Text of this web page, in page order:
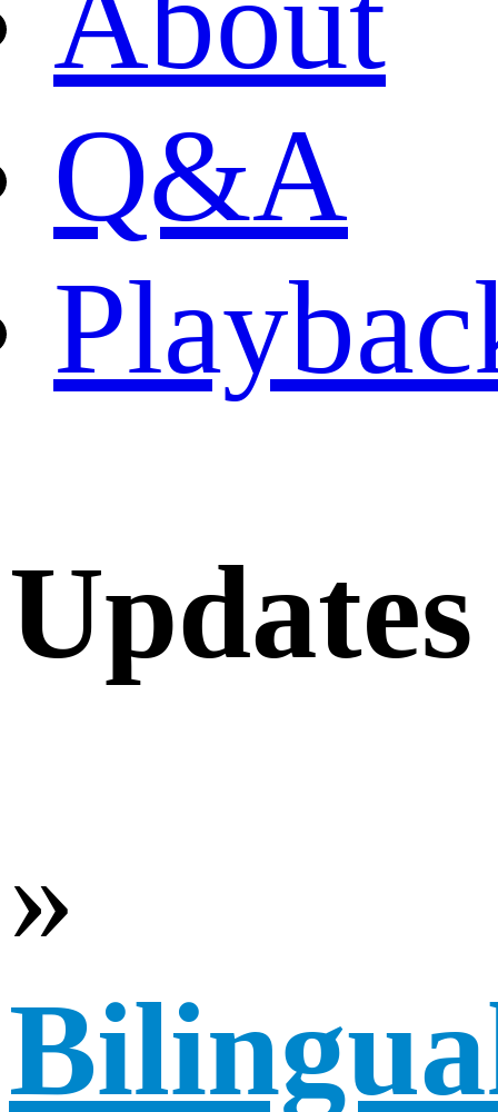
Q&A
Updates
»